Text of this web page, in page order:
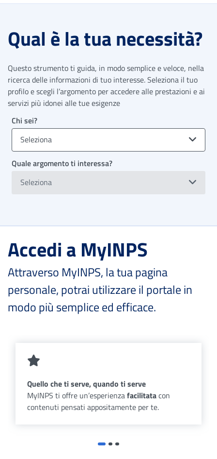
Qual è la tua necessità?
Questo strumento ti guida, in modo semplice e veloce, nella
ricerca delle informazioni di tuo interesse. Seleziona il tuo
profilo e scegli l’argomento per accedere alle prestazioni e ai
servizi più idonei alle tue esigenze
Chi sei?
Seleziona
Quale argomento ti interessa?
Seleziona
Accedi a MyINPS
Attraverso MyINPS, la tua pagina
personale, potrai utilizzare il portale in
modo più semplice ed efficace.
Quello che ti serve, quando ti serve
MyINPS ti offre un’esperienzafacilitatacon
contenuti pensati appositamente per te.